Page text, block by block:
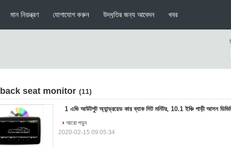
মান নিয়ন্ত্রণ যোগাযোগ করুন উদ্ধৃতির জন্য আবেদন খবর
seat monitor (11)
1 এভি আউটপুট অ্যান্ড্রয়েড কার ব্যাক সিট মনিটর, 10.1 ইঞ্চি গাড়ী আসন
আরো পড়ুন
2020-02-15 09:05:34